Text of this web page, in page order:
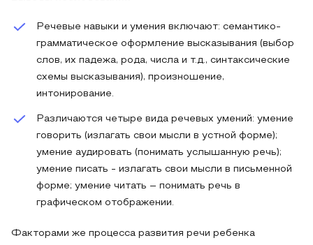
Речевые навыки и умения включают: семантико-
грамматическое оформление высказывания (выбор
слов, их падежа, рода, числа и т.д., синтаксические
схемы высказывания), произношение,
интонирование.
Различаются четыре вида речевых умений: умение
говорить (излагать свои мысли в устной форме);
умение аудировать (понимать услышанную речь);
умение писать - излагать свои мысли в письменной
форме; умение читать – понимать речь в
графическом отображении.
Факторами же процесса развития речи ребенка